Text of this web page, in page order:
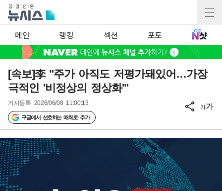
메인 랭킹 섹션 포토
[속보]李 "주가 아직도 저평가돼있어…가장
극적인 '비정상의 정상화'"
기사등록 2026/06/08 11:00:13
구글에서 선호하는 매체로 추가
가가